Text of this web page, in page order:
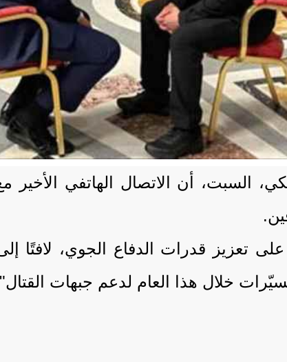
السبت، أن الاتصال الهاتفي
تعزيز قدرات الدفاع الجوي، لافتًا
خلال هذا العام لدعم جبهات